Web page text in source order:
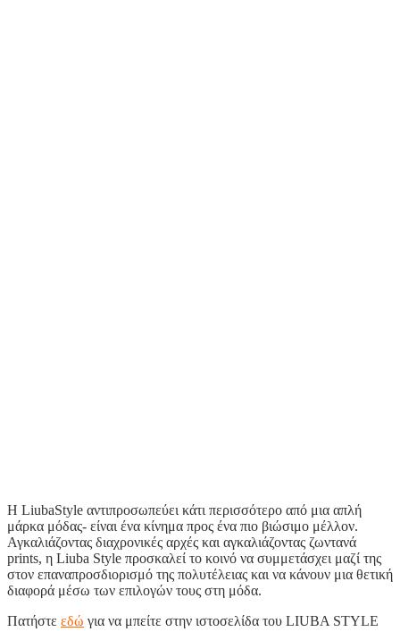
Η LiubaStyle αντιπροσωπεύει κάτι περισσότερο από μια απλή
μάρκα μόδας- είναι ένα κίνημα προς ένα πιο βιώσιμο μέλλον.
Αγκαλιάζοντας διαχρονικές αρχές και αγκαλιάζοντας ζωντανά
prints, η Liuba Style προσκαλεί το κοινό να συμμετάσχει μαζί της
στον επαναπροσδιορισμό της πολυτέλειας και να κάνουν μια θετική
διαφορά μέσω των επιλογών τους στη μόδα.
Πατήστε εδώ για να μπείτε στην ιστοσελίδα του LIUBA STYLE